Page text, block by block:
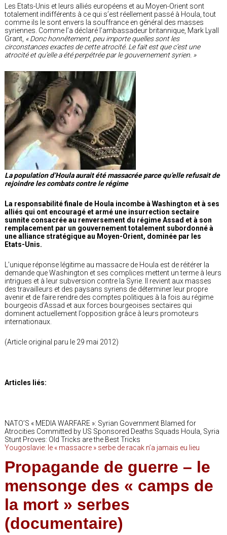
Les Etats-Unis et leurs alliés européens et au Moyen-Orient sont
totalement indifférents à ce qui s’est réellement passé à Houla, tout
comme ils le sont envers la souffrance en général des masses
syriennes. Comme l’a déclaré l’ambassadeur britannique, Mark Lyall
Grant, « Donc honnêtement, peu importe quelles sont les
circonstances exactes de cette atrocité. Le fait est que c’est une
atrocité et qu’elle a été perpétrée par le gouvernement syrien. »
La population d’Houla aurait été massacrée parce qu’elle refusait de
rejoindre les combats contre le régime
La responsabilité finale de Houla incombe à Washington et à ses
alliés qui ont encouragé et armé une insurrection sectaire
sunnite consacrée au renversement du régime Assad et à son
remplacement par un gouvernement totalement subordonné à
une alliance stratégique au Moyen-Orient, dominée par les
Etats-Unis.
L’unique réponse légitime au massacre de Houla est de réitérer la
demande que Washington et ses complices mettent un terme à leurs
intrigues et à leur subversion contre la Syrie. Il revient aux masses
des travailleurs et des paysans syriens de déterminer leur propre
avenir et de faire rendre des comptes politiques à la fois au régime
bourgeois d’Assad et aux forces bourgeoises sectaires qui
dominent actuellement l’opposition grâce à leurs promoteurs
internationaux.
(Article original paru le 29 mai 2012)
Articles liés:
NATO’S « MEDIA WARFARE »: Syrian Government Blamed for
Atrocities Committed by US Sponsored Deaths Squads Houla, Syria
Stunt Proves: Old Tricks are the Best Tricks
Yougoslavie: le « massacre » serbe de racak n’a jamais eu lieu
Propagande de guerre – le
mensonge des « camps de
la mort » serbes
(documentaire)